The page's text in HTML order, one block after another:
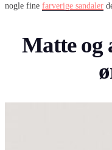
nogle fine farverige sandaler
Matte og